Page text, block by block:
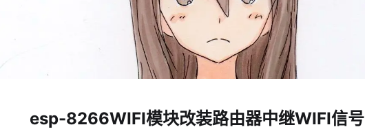
esp-8266WIFI模块改装路由器中继WIFI信号